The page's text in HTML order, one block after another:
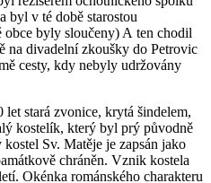
byl v té době starostou
byly sloučeny) A ten chodil
na divadelní zkoušky do Petrovic
cesty, kdy nebyly udržovány
stará zvonice, krytá šindelem,
kostelík, který byl prý původně
Sv. Matěje je zapsán jako
chráněn. Vznik kostela
Okénka románského charakteru